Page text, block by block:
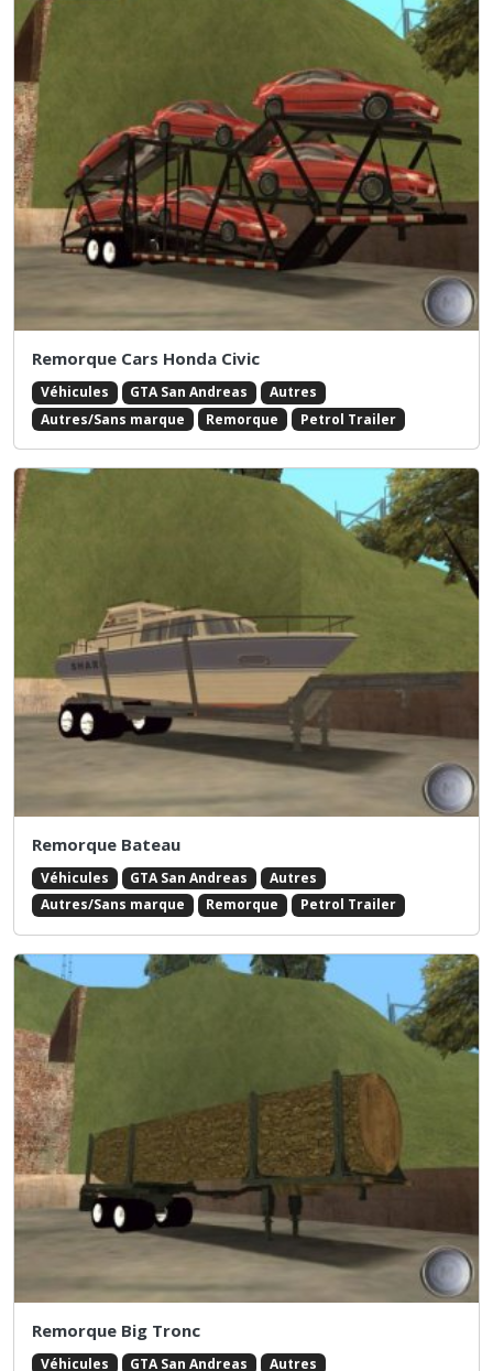
Remorque Cars Honda Civic
Véhicules GTA San Andreas
Autres
Autres/Sans marque
Remorque Petrol Trailer
Remorque Bateau
Véhicules GTA San Andreas
Autres
Autres/Sans marque
Remorque Petrol Trailer
Remorque Big Tronc
Véhicules GTA San Andreas
Autres